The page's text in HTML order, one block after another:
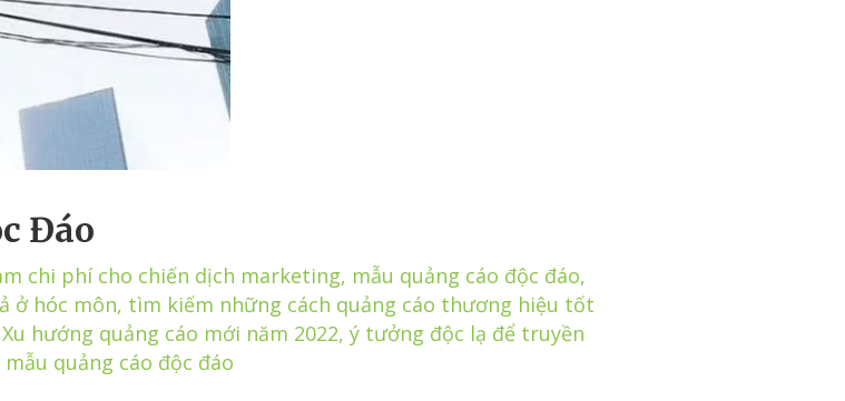
Đáo
chi phí cho chiến dịch marketing, mẫu quảng cáo độc đáo,
ở hóc môn, tìm kiếm những cách quảng cáo thương hiệu tốt
Xu hướng quảng cáo mới năm 2022,ý tưởng độc lạ để truyền
quảng cáo độc đáo